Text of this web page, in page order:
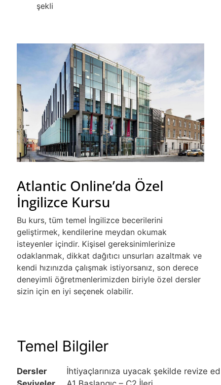
şekli
Atlantic Online’da Özel
İngilizce Kursu
Bu kurs, tüm temel İngilizce becerilerini
geliştirmek, kendilerine meydan okumak
isteyenler içindir. Kişisel gereksinimlerinize
odaklanmak, dikkat dağıtıcı unsurları azaltmak ve
kendi hızınızda çalışmak istiyorsanız, son derece
deneyimli öğretmenlerimizden biriyle özel dersler
sizin için en iyi seçenek olabilir.
Temel Bilgiler
Dersler
İhtiyaçlarınıza uyacak şekilde revize